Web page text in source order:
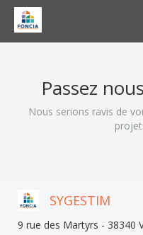
Passez
Nous serions ravis de
SYGESTIM
9 rue des Martyrs - 38340